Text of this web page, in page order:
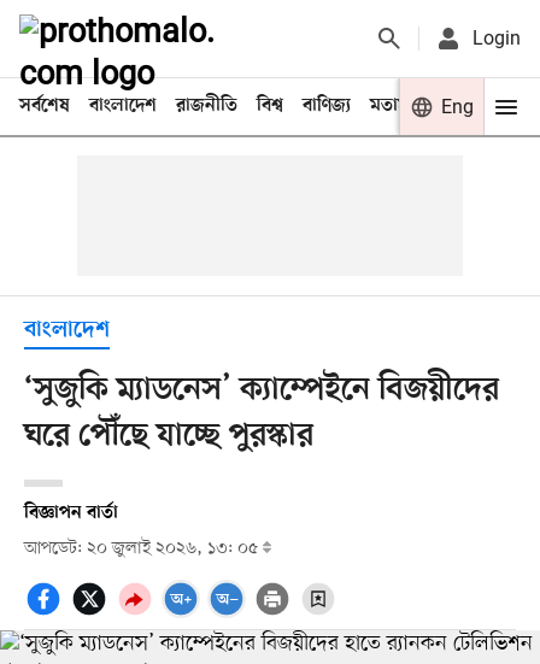
Login
সর্বশেষ বাংলাদেশ রাজনীতি বিশ্ব বাণিজ্য মতামত খেলা
Eng
বাংলাদেশ
‘সুজুকি ম্যাডনেস’ ক্যাম্পেইনে বিজয়ীদের
ঘরে পৌঁছে যাচ্ছে পুরস্কার
বিজ্ঞাপন বার্তা
আপডেট: ২০ জুলাই ২০২৬, ১৩: ০৫